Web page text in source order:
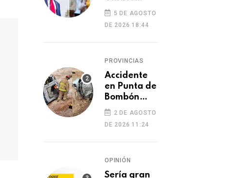
elevan
tensión
diplomática
tras retiro
embajadora
en
Washington
5 DE AGOSTO
DE 2026 18:44
PROVINCIAS
Accidente
en Punta de
Bombón
deja un
muerto y
dos heridos
2 DE AGOSTO
DE 2026 11:24
OPINIÓN
Sería gran